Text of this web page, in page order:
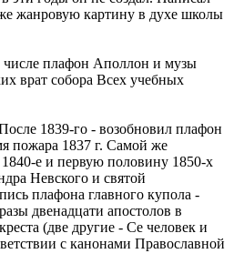
жанровую картину в духе школы
числе плафон Аполлон и музы
врат собора Всех учебных
1839-го - возобновил плафон
пожара 1837 г. Самой же
1840-е и первую половину 1850-х
Невского и святой
плафона главного купола -
двенадцати апостолов в
(две другие - Се человек и
с канонами Православной